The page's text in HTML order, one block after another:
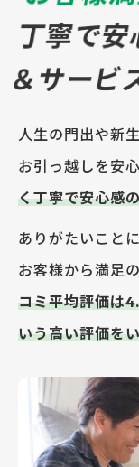
丁寧で安
＆サービ
人生の門出や新
お引っ越しを安
く丁寧で安心感
ありがたいこと
お客様から満足
コミ平均評価は
いう高い評価を